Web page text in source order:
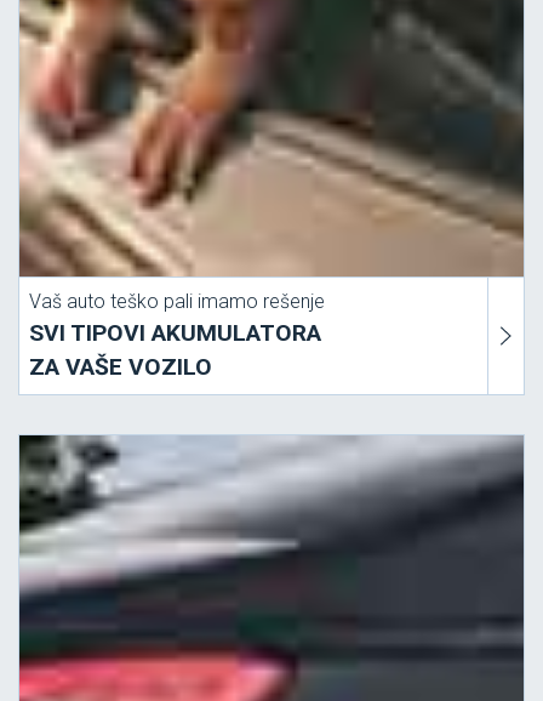
Vaš auto teško pali imamo rešenje
SVI TIPOVI AKUMULATORA
ZA VAŠE VOZILO